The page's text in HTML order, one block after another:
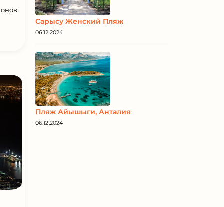
Сарысу Женский Пляж
06.12.2024
Пляж Айышыги, Анталия
06.12.2024